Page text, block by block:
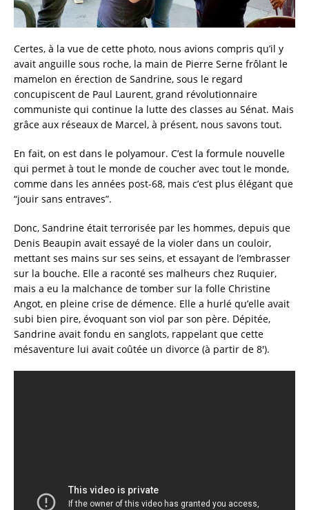
Certes, à la vue de cette photo, nous avions compris qu’il y
avait anguille sous roche, la main de Pierre Serne frôlant le
mamelon en érection de Sandrine, sous le regard
concupiscent de Paul Laurent, grand révolutionnaire
communiste qui continue la lutte des classes au Sénat. Mais
grâce aux réseaux de Marcel, à présent, nous savons tout.
En fait, on est dans le polyamour. C’est la formule nouvelle
qui permet à tout le monde de coucher avec tout le monde,
comme dans les années post-68, mais c’est plus élégant que
“jouir sans entraves”.
Donc, Sandrine était terrorisée par les hommes, depuis que
Denis Beaupin avait essayé de la violer dans un couloir,
mettant ses mains sur ses seins, et essayant de l’embrasser
sur la bouche. Elle a raconté ses malheurs chez Ruquier,
mais a eu la malchance de tomber sur la folle Christine
Angot, en pleine crise de démence. Elle a hurlé qu’elle avait
subi bien pire, évoquant son viol par son père. Dépitée,
Sandrine avait fondu en sanglots, rappelant que cette
mésaventure lui avait coûtée un divorce (à partir de 8′).